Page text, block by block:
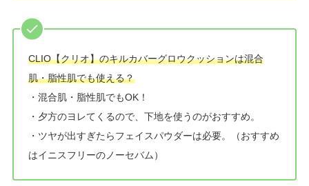
CLIO【クリオ】のキルカバーグロウクッションは混合
肌・脂性肌でも使える？
・混合肌・脂性肌でもOK！
・夕方のヨレてくるので、下地を使うのがおすすめ。
・ツヤが出すぎたらフェイスパウダーは必要。（おすすめ
はイニスフリーのノーセバム）